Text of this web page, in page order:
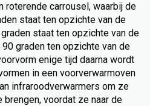
roterende carrousel, waarbij de
staat ten opzichte van de
staat ten opzichte van de
graden ten opzichte van de
enige tijd daarna wordt
in een voorverwarmoven
infraroodverwarmers om ze
voordat ze naar de